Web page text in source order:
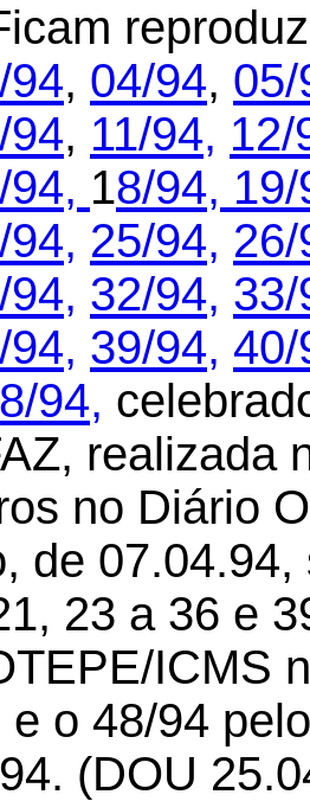
94, 04/94, 05/
94, 11/94, 12/
94, 18/94, 1
94, 25/94,
32/94, 33/
39/94,
94,
realizada
no Diário
de
23 a 36 e
ICMS
o 48/94
(DOU